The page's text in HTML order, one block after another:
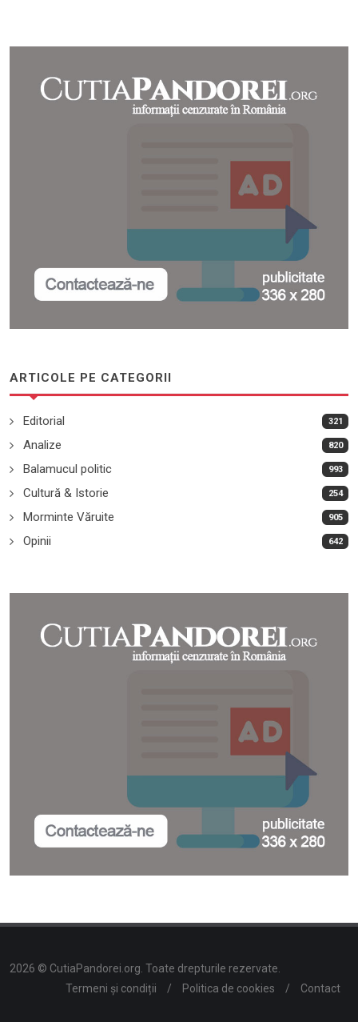
ARTICOLE PE CATEGORII
Editorial 321
Analize 820
Balamucul politic 993
Cultură & Istorie 254
Morminte Văruite 905
Opinii 642
2026 © CutiaPandorei.org. Toate drepturile rezervate.
Termeni și condiții
/ Politica de cookies / Contact